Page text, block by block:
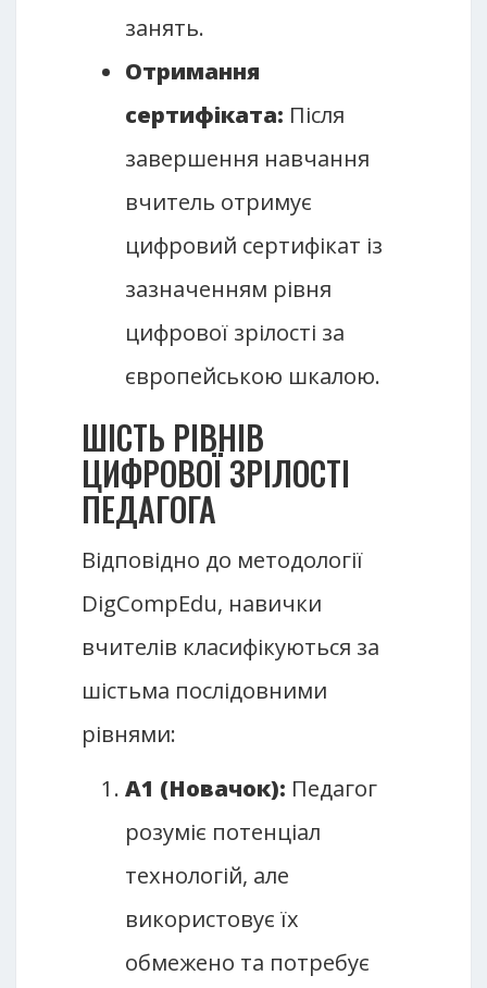
занять.
Отримання
сертифіката: Після
завершення навчання
вчитель отримує
цифровий сертифікат із
зазначенням рівня
цифрової зрілості за
європейською шкалою.
ШІСТЬ РІВНІВ
ЦИФРОВОЇ ЗРІЛОСТІ
ПЕДАГОГА
Відповідно до методології
DigCompEdu, навички
вчителів класифікуються за
шістьма послідовними
рівнями:
А1 (Новачок): Педагог
розуміє потенціал
технологій, але
використовує їх
обмежено та потребує